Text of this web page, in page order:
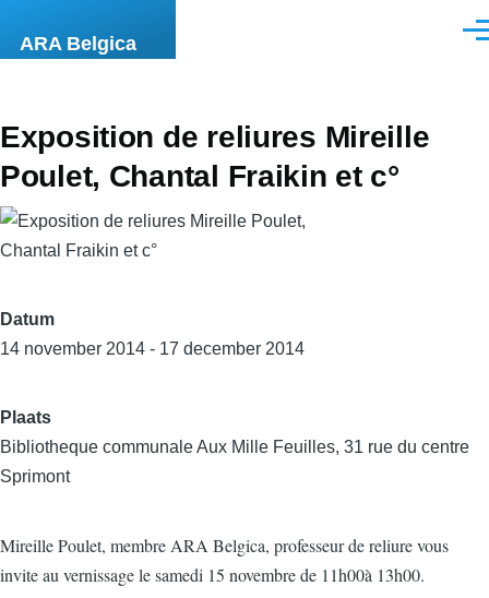
ARA Belgica
Exposition de reliures Mireille
Poulet, Chantal Fraikin et c°
Datum
14 november 2014 - 17 december 2014
Plaats
Bibliotheque communale Aux Mille Feuilles, 31 rue du centre
Sprimont
Mireille Poulet, membre ARA Belgica, professeur de reliure vous
invite au vernissage le samedi 15 novembre de 11h00à 13h00.